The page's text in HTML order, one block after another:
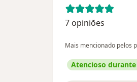
7 opiniões
Mais mencionado pelos
Atencioso